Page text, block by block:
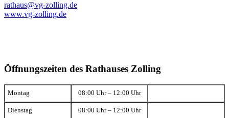
rathaus@vg-zolling.de
www.vg-zolling.de
Öffnungszeiten des Rathauses Zolling
Montag 08:00 Uhr – 12:00 Uhr
Dienstag 08:00 Uhr – 12:00 Uhr